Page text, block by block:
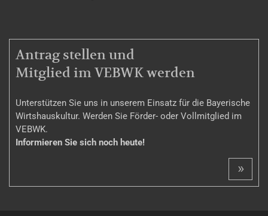
MITGLIEDSCHAFT
Antrag stellen und
Mitglied im VEBWK werden
Unterstützen Sie uns in unserem Einsatz für die Bayerische
Wirtshauskultur. Werden Sie Förder- oder Vollmitglied im
VEBWK.
Informieren Sie sich noch heute!
»